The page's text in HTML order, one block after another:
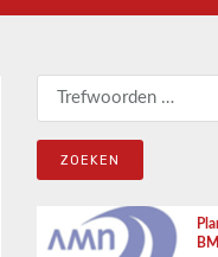
Zoeken naar: